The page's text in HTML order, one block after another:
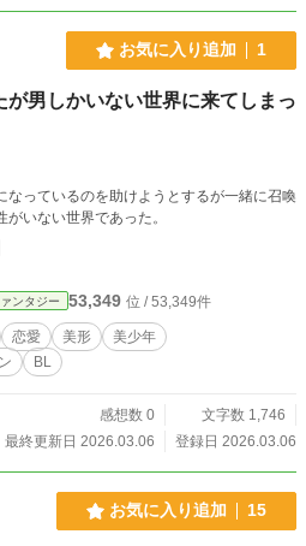
お気に入り追加 1
男しかいない世界に来てしまっ
なっているのを助けようとするが一緒に召喚
いない世界であった。
ンタジー 53,349 位 / 53,349件
恋愛 美形
美少年
BL
感想数 0
文字数 1,746
最終更新日 2026.03.06
登録日 2026.03.06
お気に入り追加 15